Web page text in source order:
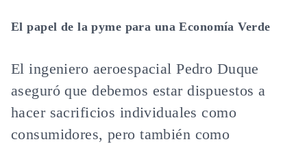
El papel de la pyme para una Economía Verde
El ingeniero aeroespacial Pedro Duque
aseguró que debemos estar dispuestos a
hacer sacrificios individuales como
consumidores, pero también como